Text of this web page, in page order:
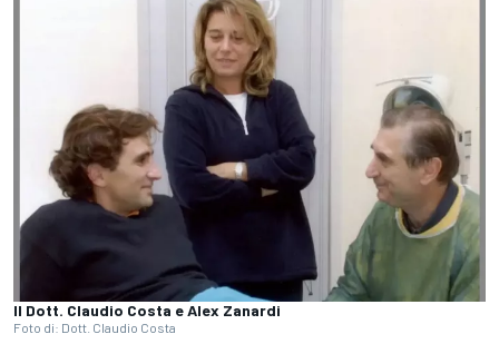
Il Dott. Claudio Costa e Alex Zanardi
Foto di: Dott. Claudio Costa